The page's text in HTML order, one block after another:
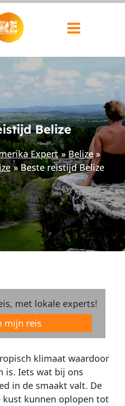
Belize
Expert
Belize
Beste reistijd Belize
met lokale experts!
mijn reis
klimaat waardoor
is. Iets wat bij ons
in de smaakt valt. De
kunnen oplopen tot